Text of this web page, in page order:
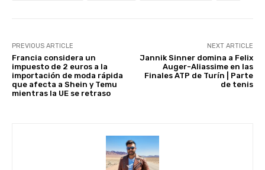
PREVIOUS ARTICLE
Francia considera un
impuesto de 2 euros a la
importación de moda rápida
que afecta a Shein y Temu
mientras la UE se retraso
NEXT ARTICLE
Jannik Sinner domina a Felix
Auger-Aliassime en las
Finales ATP de Turín | Parte
de tenis